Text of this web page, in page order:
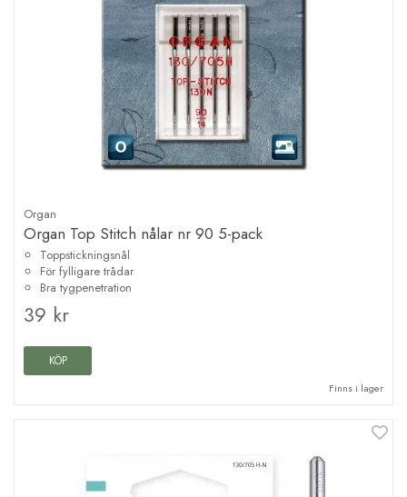
Organ
Organ Top Stitch nålar nr 90 5-pack
Toppstickningsnål
För fylligare trådar
Bra tygpenetration
39 kr
KÖP
Finns i lager